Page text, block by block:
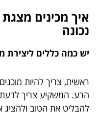
איך מכינים
נכונה
יש כמה כללים ליצירת
ראשית, צריך להיות
הרע. המשקיע צריך
להבליט את הטוב